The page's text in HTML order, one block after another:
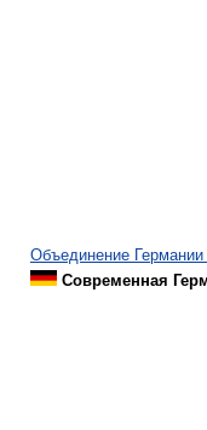
Объединение Германии
Современная